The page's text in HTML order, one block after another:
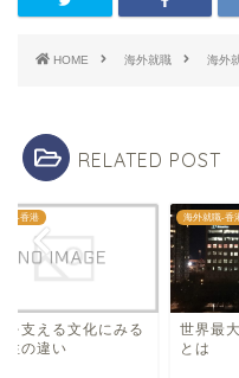
HOME 海外就職 海外
RELATED POST
職-香港
を支える文化にみる
性の違い
海外就職-香
世界最
とは